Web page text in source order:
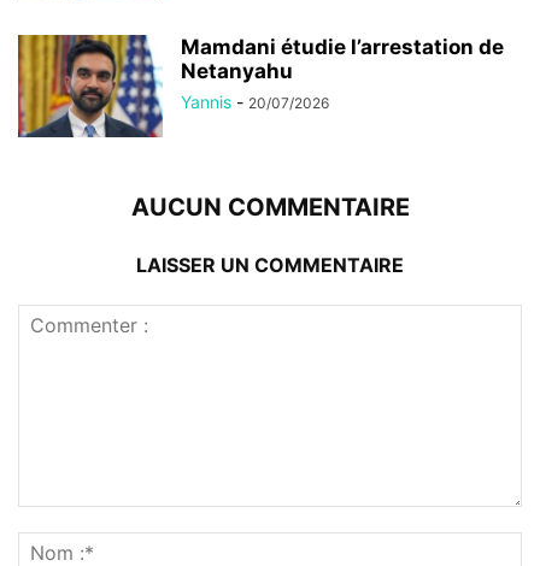
Mamdani étudie l’arrestation de
Netanyahu
Yannis - 20/07/2026
AUCUN COMMENTAIRE
LAISSER UN COMMENTAIRE